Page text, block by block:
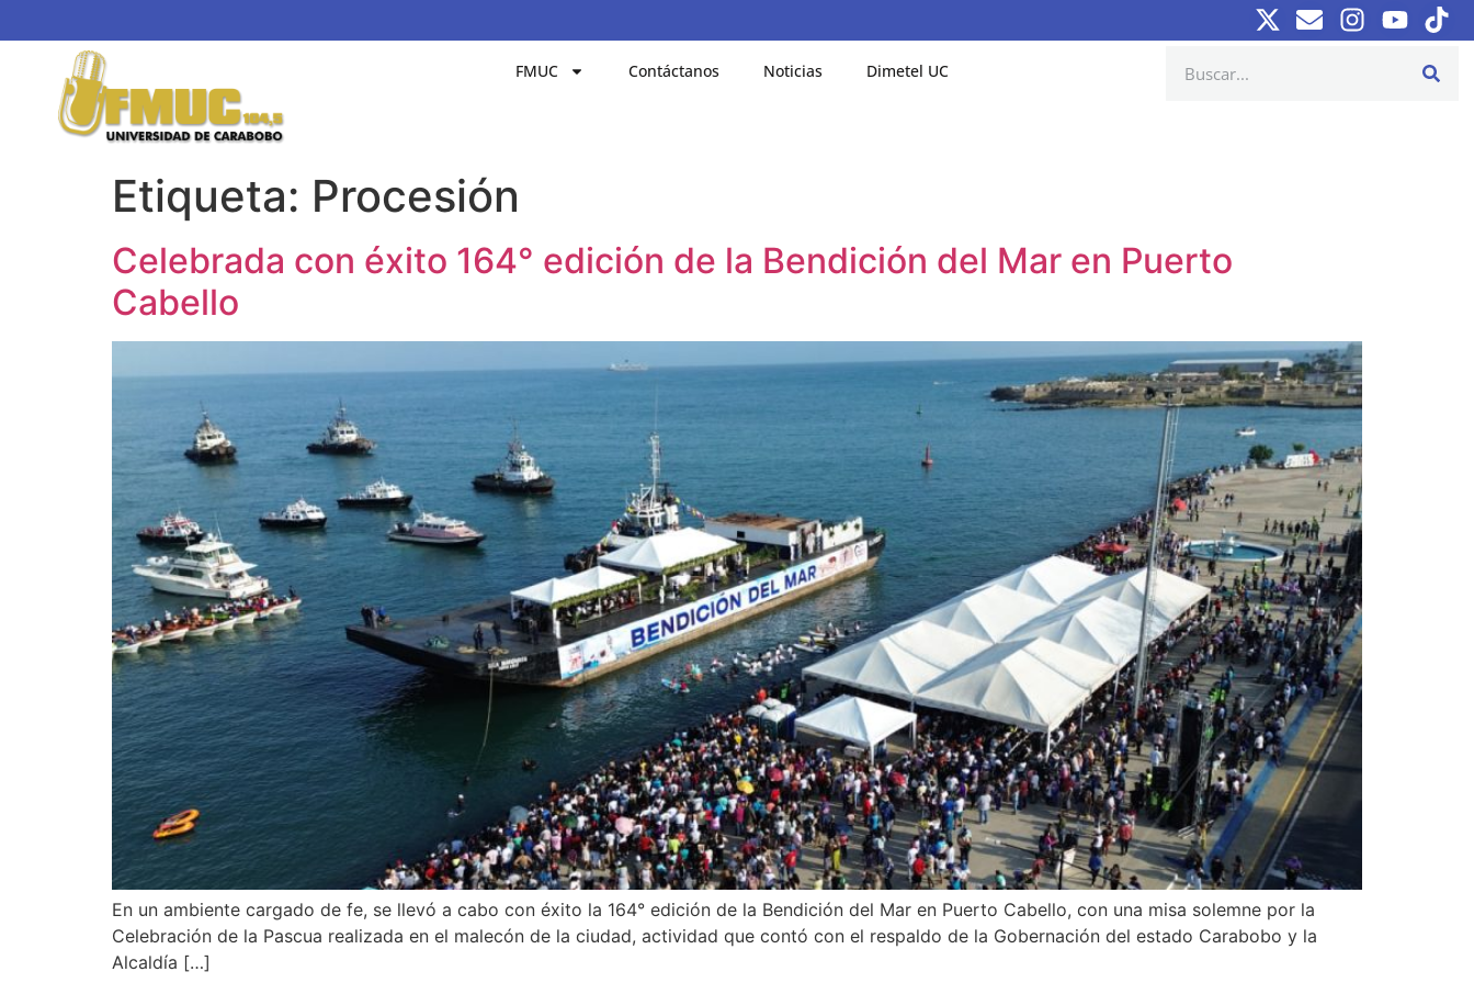
FMUC Contáctanos Noticias Dimetel UC
Etiqueta: Procesión
Celebrada con éxito 164° edición de la Bendición del Mar en Puerto
Cabello
En un ambiente cargado de fe, se llevó a cabo con éxito la 164° edición de la Bendición del Mar en Puerto Cabello, con una misa solemne por la
Celebración de la Pascua realizada en el malecón de la ciudad, actividad que contó con el respaldo de la Gobernación del estado Carabobo y la
Alcaldía […]